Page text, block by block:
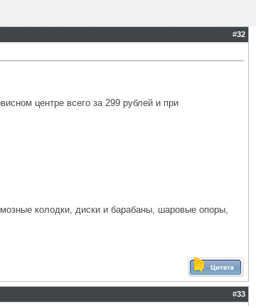
#32
центре всего за 299 рублей и при
колодки, диски и барабаны, шаровые опоры,
#33